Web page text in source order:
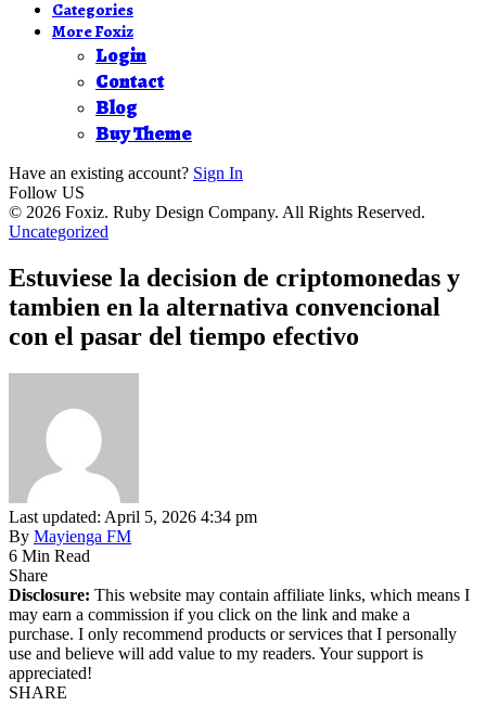
Categories
More Foxiz
Login
Contact
Blog
Buy Theme
Have an existing account? Sign In
Follow US
© 2026 Foxiz. Ruby Design Company. All Rights Reserved.
Uncategorized
Estuviese la decision de criptomonedas y
tambien en la alternativa convencional
con el pasar del tiempo efectivo
Last updated: April 5, 2026 4:34 pm
By Mayienga FM
6 Min Read
Share
Disclosure: This website may contain affiliate links, which means I
may earn a commission if you click on the link and make a
purchase. I only recommend products or services that I personally
use and believe will add value to my readers. Your support is
appreciated!
SHARE